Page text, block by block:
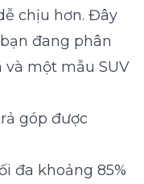
chịu hơn. Đây
đang phân
một mẫu SUV
góp được
đa khoảng 85%